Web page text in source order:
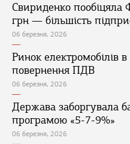
Свириденко
грн — більшість
06 березня, 2026
Ринок електромобілів
повернення ПДВ
06 березня, 2026
Держава заборгувала
програмою «5-7-9%»
06 березня, 2026